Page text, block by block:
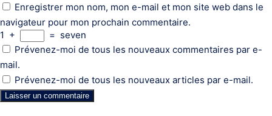
Enregistrer mon nom, mon e-mail et mon site web dans le
navigateur pour mon prochain commentaire.
1 + = seven
Prévenez-moi de tous les nouveaux commentaires par e-
mail.
Prévenez-moi de tous les nouveaux articles par e-mail.